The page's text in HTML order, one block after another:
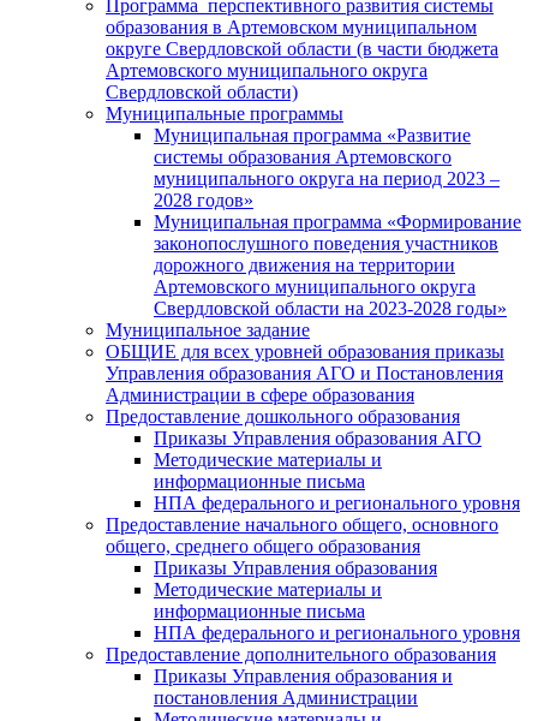
Программа перспективного развития системы
образования в Артемовском муниципальном
округе Свердловской области (в части бюджета
Артемовского муниципального округа
Свердловской области)
Муниципальные программы
Муниципальная программа «Развитие
системы образования Артемовского
муниципального округа на период 2023 –
2028 годов»
Муниципальная программа «Формирование
законопослушного поведения участников
дорожного движения на территории
Артемовского муниципального округа
Свердловской области на 2023-2028 годы»
Муниципальное задание
ОБЩИЕ для всех уровней образования приказы
Управления образования АГО и Постановления
Администрации в сфере образования
Предоставление дошкольного образования
Приказы Управления образования АГО
Методические материалы и
информационные письма
НПА федерального и регионального уровня
Предоставление начального общего, основного
общего, среднего общего образования
Приказы Управления образования
Методические материалы и
информационные письма
НПА федерального и регионального уровня
Предоставление дополнительного образования
Приказы Управления образования и
постановления Администрации